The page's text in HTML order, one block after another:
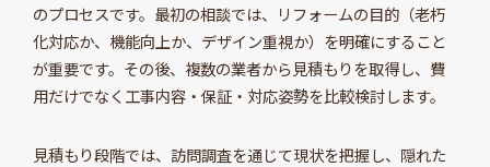
のプロセスです。最初の相談では、リフォームの目的（老朽
化対応か、機能向上か、デザイン重視か）を明確にすること
が重要です。その後、複数の業者から見積もりを取得し、費
用だけでなく工事内容・保証・対応姿勢を比較検討します。
見積もり段階では、訪問調査を通じて現状を把握し、隠れた